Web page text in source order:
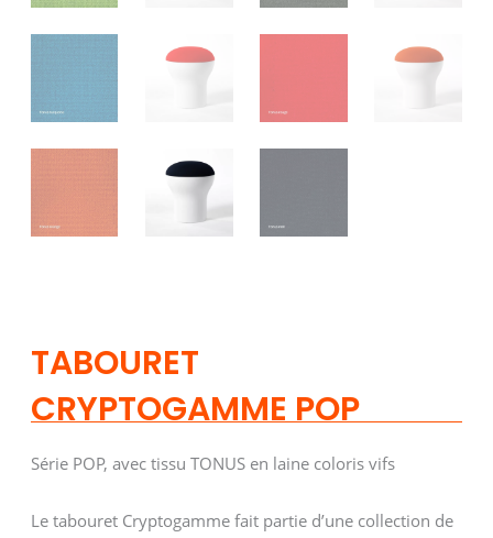
TABOURET
CRYPTOGAMME POP
Série POP, avec tissu TONUS en laine coloris vifs
Le tabouret Cryptogamme fait partie d’une collection de